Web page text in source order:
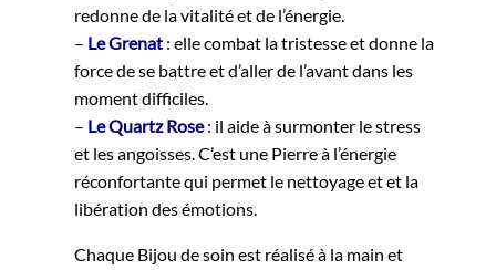
redonne de la vitalité et de l’énergie.
– Le Grenat : elle combat la tristesse et donne la
force de se battre et d’aller de l’avant dans les
moment difficiles.
– Le Quartz Rose: il aide à surmonter le stress
et les angoisses. C’est une Pierre à l’énergie
réconfortante qui permet le nettoyage et et la
libération des émotions.
Chaque Bijou de soin est réalisé à la main et